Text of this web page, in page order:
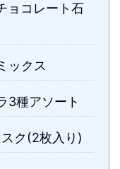
コレート石
ックス
種アソート
ク(2枚入り)